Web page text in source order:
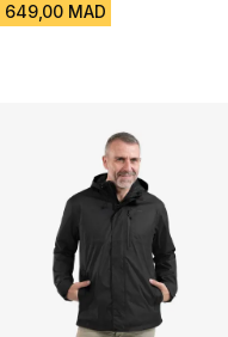
649,00 MAD